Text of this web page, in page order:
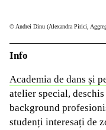
© Andrei Dinu (Alexandra Pirici,
Info
Academia de dans și
atelier special,
background
studenți interesați de